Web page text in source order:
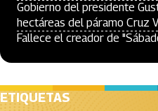
Gobierno del presidente
hectáreas del páramo Cruz
Fallece el creador de
ETIQUETAS